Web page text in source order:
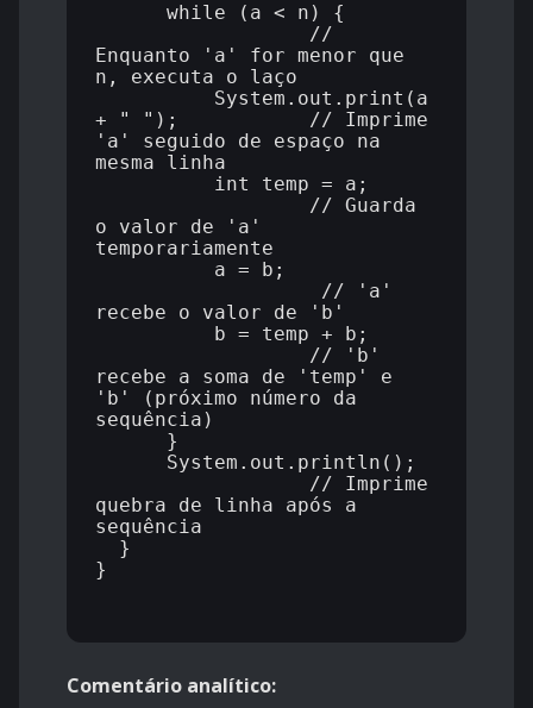
while (a < n) {
//
Enquanto 'a' for menor que
n, executa o laço
System.out.print(a
+ " ");           // Imprime
'a' seguido de espaço na
mesma linha
int temp = a;
// Guarda
o valor de 'a'
temporariamente
a = b;
// 'a'
recebe o valor de 'b'
b = temp + b;
// 'b'
recebe a soma de 'temp' e
'b' (próximo número da
sequência)
}
System.out.println();
// Imprime
quebra de linha após a
sequência
}
}
Comentário analítico: